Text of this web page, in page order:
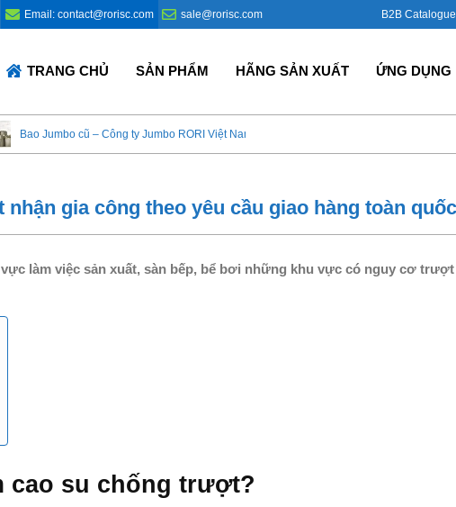
Email: contact@rorisc.com sale@rorisc.com B2B Catalogue
TRANG CHỦ SẢN PHẨM HÃNG SẢN XUẤT ỨNG DỤNG
Bao Jumbo cũ – Công ty Jumbo RORI Việt Nam? Bao Jumbo giá rẻ – Giải
gia công theo yêu cầu giao hàng toàn quốc
làm việc sản xuất, sàn bếp, bể bơi những khu vực có nguy cơ trượt
cao su chống trượt?